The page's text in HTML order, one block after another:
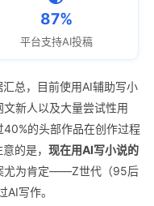
87%
平台支持AI投稿
总，目前使用AI辅助写小
新人以及大量尝试性用
的头部作品在创作过程
的是， 现在用AI写小说的
尤为肯定——Z世代（95后
写作。